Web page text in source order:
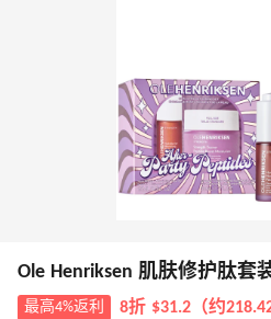
Ole Henriksen 肌肤修护肽套
最高4%返利 8折 $31.2（约